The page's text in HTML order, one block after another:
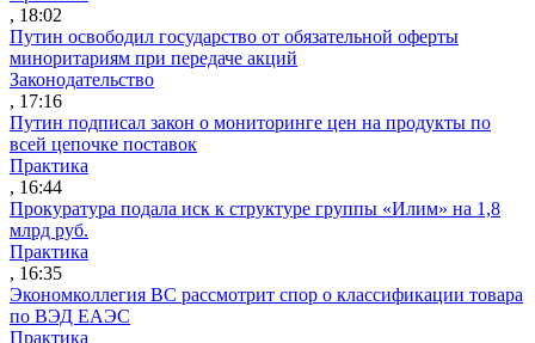
, 18:02
Путин освободил государство от обязательной оферты
миноритариям при передаче акций
Законодательство
, 17:16
Путин подписал закон о мониторинге цен на продукты по
всей цепочке поставок
Практика
, 16:44
Прокуратура подала иск к структуре группы «Илим» на 1,8
млрд руб.
Практика
, 16:35
Экономколлегия ВС рассмотрит спор о классификации товара
по ВЭД ЕАЭС
Практика